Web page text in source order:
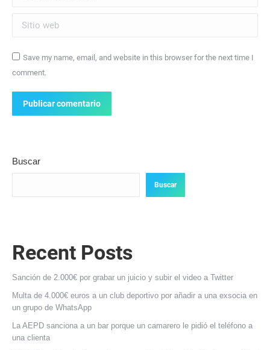
Sitio web
Save my name, email, and website in this browser for the next time I
comment.
Publicar comentario
Buscar
Buscar
Recent Posts
Sanción de 2.000€ por grabar un juicio y subir el video a Twitter
Multa de 4.000€ euros a un club deportivo por añadir a una exsocia en
un grupo de WhatsApp
La AEPD sanciona a un bar porque un camarero le pidió el teléfono a
una clienta